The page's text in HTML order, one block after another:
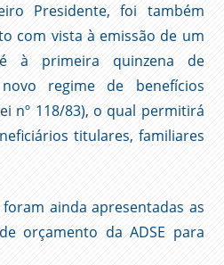
Presidente, foi também
com vista à emissão de um
à primeira quinzena de
regime de benefícios
nº 118/83), o qual permitirá
titulares, familiares
ainda apresentadas as
orçamento da ADSE para